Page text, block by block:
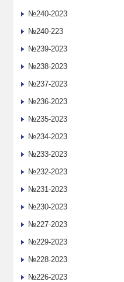
№240-2023
№240-223
№239-2023
№238-2023
№237-2023
№236-2023
№235-2023
№234-2023
№233-2023
№232-2023
№231-2023
№230-2023
№227-2023
№229-2023
№228-2023
№226-2023